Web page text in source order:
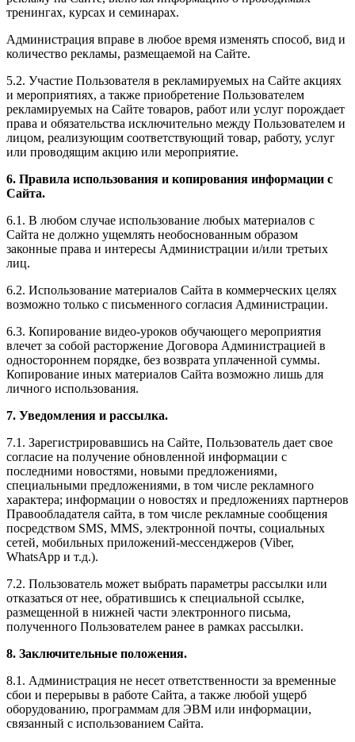
тренингах, курсах и семинарах.
Администрация вправе в любое время изменять способ, вид и
количество рекламы, размещаемой на Сайте.
5.2. Участие Пользователя в рекламируемых на Сайте акциях
и мероприятиях, а также приобретение Пользователем
рекламируемых на Сайте товаров, работ или услуг порождает
права и обязательства исключительно между Пользователем и
лицом, реализующим соответствующий товар, работу, услуг
или проводящим акцию или мероприятие.
6. Правила использования и копирования информации с
Сайта.
6.1. В любом случае использование любых материалов с
Сайта не должно ущемлять необоснованным образом
законные права и интересы Администрации и/или третьих
лиц.
6.2. Использование материалов Сайта в коммерческих целях
возможно только с письменного согласия Администрации.
6.3. Копирование видео-уроков обучающего мероприятия
влечет за собой расторжение Договора Администрацией в
одностороннем порядке, без возврата уплаченной суммы.
Копирование иных материалов Сайта возможно лишь для
личного использования.
7. Уведомления и рассылка.
7.1. Зарегистрировавшись на Сайте, Пользователь дает свое
согласие на получение обновленной информации с
последними новостями, новыми предложениями,
специальными предложениями, в том числе рекламного
характера; информации о новостях и предложениях партнеров
Правообладателя сайта, в том числе рекламные сообщения
посредством SMS, MMS, электронной почты, социальных
сетей, мобильных приложений-мессенджеров (Viber,
WhatsApp и т.д.).
7.2. Пользователь может выбрать параметры рассылки или
отказаться от нее, обратившись к специальной ссылке,
размещенной в нижней части электронного письма,
полученного Пользователем ранее в рамках рассылки.
8. Заключительные положения.
8.1. Администрация не несет ответственности за временные
сбои и перерывы в работе Сайта, а также любой ущерб
оборудованию, программам для ЭВМ или информации,
связанный с использованием Сайта.